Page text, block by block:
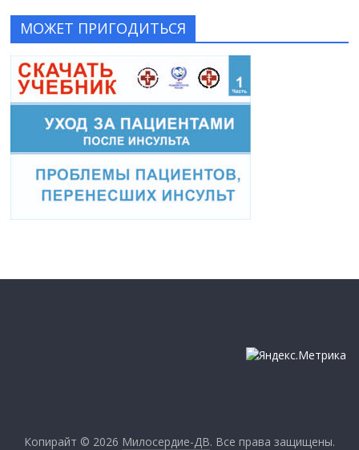
МОЖЕТ ПРИГОДИТЬСЯ
Копирайт © 2026 Милосердие-ДВ. Все права защищены.